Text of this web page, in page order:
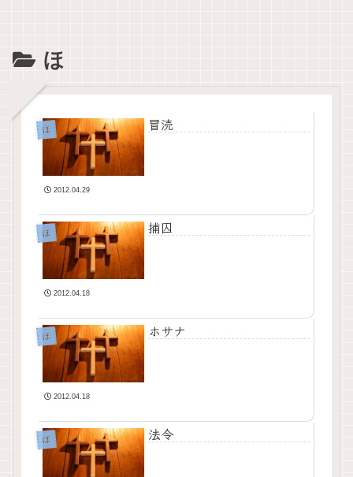
ほ
ほ 冒涜
2012.04.29
ほ 捕囚
2012.04.18
ほ ホサナ
2012.04.18
ほ 法令